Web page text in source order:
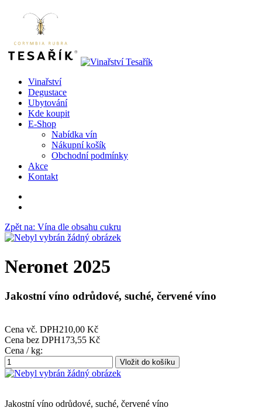
Vinařství
Degustace
Ubytování
Kde koupit
E-Shop
Nabídka vín
Nákupní košík
Obchodní podmínky
Akce
Kontakt
Zpět na: Vína dle obsahu cukru
Neronet 2025
Jakostní víno odrůdové, suché, červené víno
Cena vč. DPH210,00 Kč
Cena bez DPH173,55 Kč
Cena / kg:
Jakostní víno odrůdové, suché, červené víno